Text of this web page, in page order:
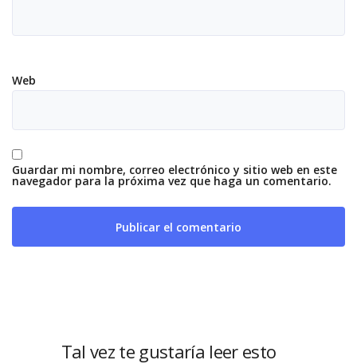
Web
Guardar mi nombre, correo electrónico y sitio web en este
navegador para la próxima vez que haga un comentario.
Tal vez te gustaría leer esto